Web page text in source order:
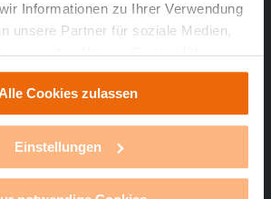
Informationen zu Ihrer Verwendung
unsere Partner für soziale Medien,
weiter. Unsere Partner führen
möglicherweise mit weiteren Daten
ihnen bereitgestellt haben oder die
Nutzung der Dienste gesammelt
auf „Alle Cookies erlauben“
zu. Eine detaillierte Auflistung der
Cookies zulassen
Einstellungen
Support
Support bei einem